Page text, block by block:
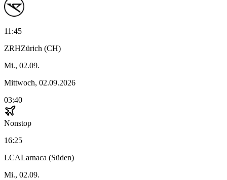
11:45
ZRHZürich (CH)
Mi., 02.09.
Mittwoch, 02.09.2026
03:40
Nonstop
16:25
LCALarnaca (Süden)
Mi., 02.09.